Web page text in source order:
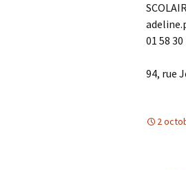
01 58 30
94, rue
2